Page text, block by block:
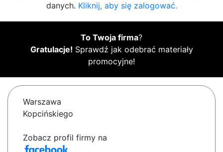
danych. Kliknij, aby się zalogować.
To Twoja firma?
Gratulacje! Sprawdź jak odebrać materiały
promocyjne!
Warszawa
Kopcińskiego
Zobacz profil firmy na